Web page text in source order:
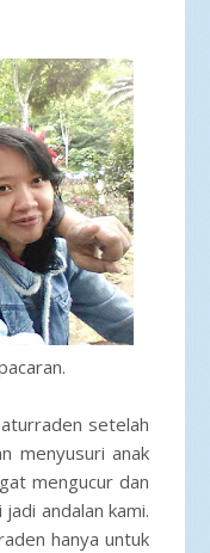
setelah
menyusuri anak
mengucur dan
andalan kami.
hanya untuk